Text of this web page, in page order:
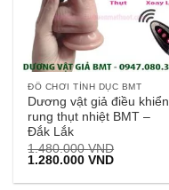
ĐỒ CHƠI TÌNH DỤC BMT
Dương vật giả điều khiển
rung thụt nhiệt BMT –
Đắk Lắk
1.480.000VND
Giá
là:
1.280.000VNDGiá
tại